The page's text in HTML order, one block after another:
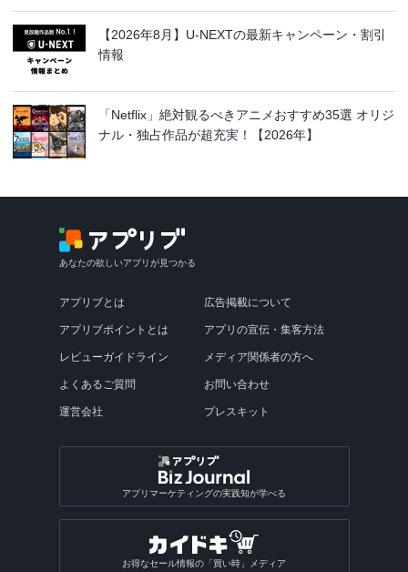
【2026年8月】U-NEXTの最新キャンペーン・割引
情報
「Netflix」絶対観るべきアニメおすすめ35選 オリジ
ナル・独占作品が超充実！【2026年】
あなたの欲しいアプリが見つかる
アプリブとは
アプリブポイントとは
レビューガイドライン
よくあるご質問
運営会社
広告掲載について
アプリの宣伝・集客方法
メディア関係者の方へ
お問い合わせ
プレスキット
アプリマーケティングの実践知が学べる
お得なセール情報の「買い時」メディア